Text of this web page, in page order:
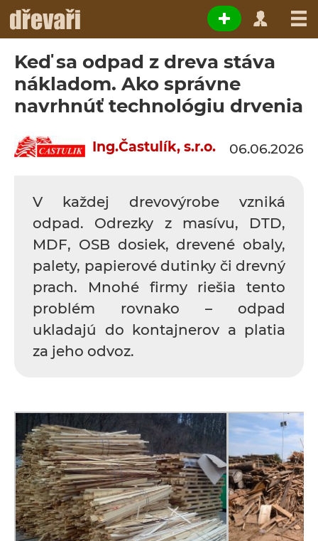
Keď sa odpad z dreva stáva
nákladom. Ako správne
navrhnúť technológiu drvenia
Ing.Častulík, s.r.o. 06.06.2026
V každej drevovýrobe vzniká
odpad. Odrezky z masívu, DTD,
MDF, OSB dosiek, drevené obaly,
palety, papierové dutinky či drevný
prach. Mnohé firmy riešia tento
problém rovnako – odpad
ukladajú do kontajnerov a platia
za jeho odvoz.